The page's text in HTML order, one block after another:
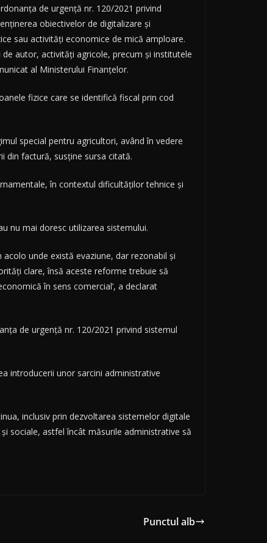
de urgență nr. 120/2021 privind
obiectivelor de digitalizare și
sau activități economice de mică amploare.
autor, activități agricole, precum și institutele
al Ministerului Finanțelor.
fizice care se identifică fiscal prin cod
special pentru agricultori, având în vedere
din factură, susține sursa citată.
în contextul dificultăților tehnice și
nu mai doresc utilizarea sistemului.
unde există evaziune, dar rezonabil și
clare, însă aceste reforme trebuie să
în sens comercial’, a declarat
de urgență nr. 120/2021 privind sistemul
introducerii unor sarcini administrative
inclusiv prin dezvoltarea sistemelor digitale
sociale, astfel încât măsurile administrative să
Punctul alb